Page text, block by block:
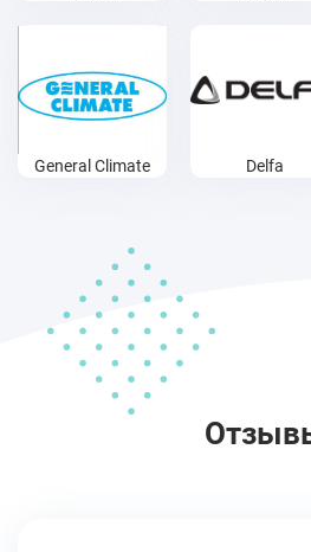
General Climate Delfa